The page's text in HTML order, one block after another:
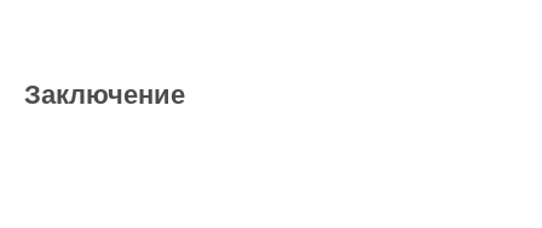
Заключение